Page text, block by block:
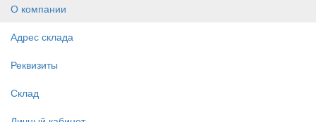
О компании
Адрес склада
Реквизиты
Склад